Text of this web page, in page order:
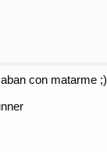
con matarme ;)